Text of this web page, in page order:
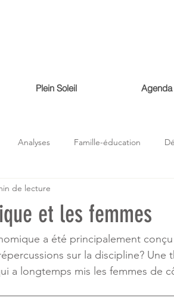
Plein Soleil Agenda
Analyses Famille-éducation
Nature
et les femmes
de lecture
a été principalement
sur la discipline? Une
a longtemps mis les femmes de